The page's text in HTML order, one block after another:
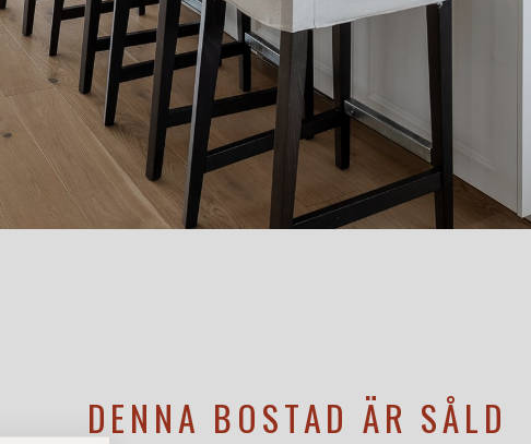
DENNA BOSTAD ÄR SÅLD